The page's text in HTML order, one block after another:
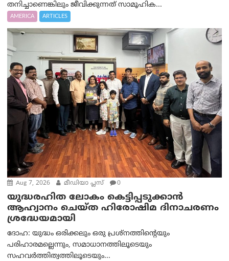
തനിച്ചാണെങ്കിലും ജീവിക്കുന്നത് സാമൂഹിക...
AMERICA ARTICLES
Aug 7, 2026 മീഡിയാ പ്ലസ് 0
യുദ്ധരഹിത ലോകം കെട്ടിപ്പടുക്കാന്‍
ആഹ്വാനം ചെയ്ത ഹിരോഷിമ ദിനാചരണം
ശ്രദ്ധേയമായി
ദോഹ: യുദ്ധം ഒരിക്കലും ഒരു പ്രശ്‌നത്തിന്റെയും
പരിഹാരമല്ലെന്നും, സമാധാനത്തിലൂടെയും
സഹവര്‍ത്തിത്വത്തിലൂടെയും...